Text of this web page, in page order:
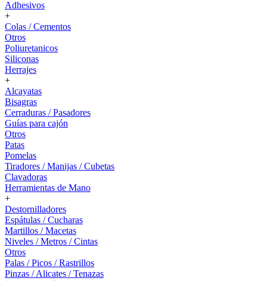
Adhesivos
+
Colas / Cementos
Otros
Poliuretanicos
Siliconas
Herrajes
+
Alcayatas
Bisagras
Cerraduras / Pasadores
Guías para cajón
Otros
Patas
Pomelas
Tiradores / Manijas / Cubetas
Clavadoras
Herramientas de Mano
+
Destornilladores
Espátulas / Cucharas
Martillos / Macetas
Niveles / Metros / Cintas
Otros
Palas / Picos / Rastrillos
Pinzas / Alicates / Tenazas